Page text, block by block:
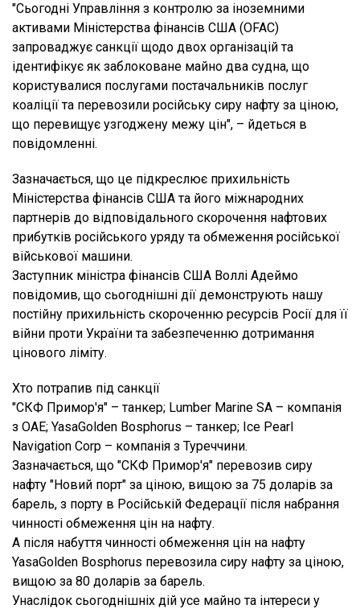
"Сьогодні Управління з контролю за іноземними
активами Міністерства фінансів США (OFAC)
запроваджує санкції щодо двох організацій та
ідентифікує як заблоковане майно два судна, що
користувалися послугами постачальників послуг
коаліції та перевозили російську сиру нафту за ціною,
що перевищує узгоджену межу цін", – йдеться в
повідомленні.
Зазначається, що це підкреслює прихильність
Міністерства фінансів США та його міжнародних
партнерів до відповідального скорочення нафтових
прибутків російського уряду та обмеження російської
військової машини.
Заступник міністра фінансів США Воллі Адеймо
повідомив, що сьогоднішні дії демонструють нашу
постійну прихильність скороченню ресурсів Росії для її
війни проти України та забезпеченню дотримання
цінового ліміту.
Хто потрапив під санкції
"СКФ Примор'я" – танкер; Lumber Marine SA – компанія
з ОАЕ; YasaGolden Bosphorus – танкер; Ice Pearl
Navigation Corp – компанія з Туреччини.
Зазначається, що "СКФ Примор'я" перевозив сиру
нафту "Новий порт" за ціною, вищою за 75 доларів за
барель, з порту в Російській Федерації після набрання
чинності обмеження цін на нафту.
А після набуття чинності обмеження цін на нафту
YasaGolden Bosphorus перевозила сиру нафту за ціною,
вищою за 80 доларів за барель.
Унаслідок сьогоднішніх дій усе майно та інтереси у